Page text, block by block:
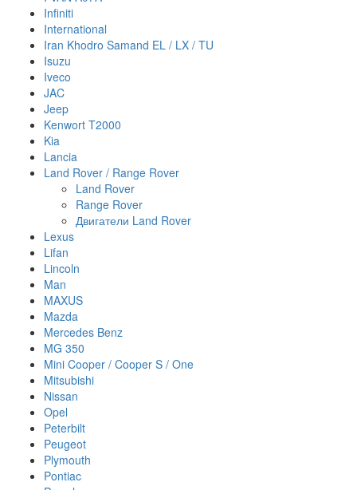
Infiniti
International
Iran Khodro Samand EL / LX / TU
Isuzu
Iveco
JAC
Jeep
Kenwort T2000
Kia
Lancia
Land Rover / Range Rover
Land Rover
Range Rover
Двигатели Land Rover
Lexus
Lifan
Lincoln
Man
MAXUS
Mazda
Mercedes Benz
MG 350
Mini Cooper / Cooper S / One
Mitsubishi
Nissan
Opel
Peterbilt
Peugeot
Plymouth
Pontiac